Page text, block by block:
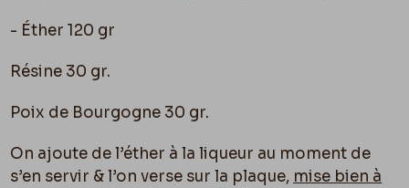
- Éther 120 gr
Résine 30 gr.
Poix de Bourgogne 30 gr.
On ajoute de l’éther à la liqueur au moment de
s’en servir & l’on verse sur la plaque, mise bien à